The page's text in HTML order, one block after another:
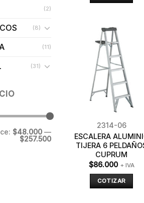
(2)
(8)
(11)
(31)
$48.000 —
$257.500
2314-06
ESCALERA
TIJERA 6
CUPRUM
$86.000 + IVA
COTIZAR